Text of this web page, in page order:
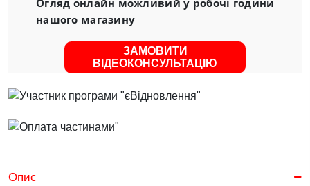
Огляд онлайн можливий у робочі години
нашого магазину
ЗАМОВИТИ
ВІДЕОКОНСУЛЬТАЦІЮ
Опис